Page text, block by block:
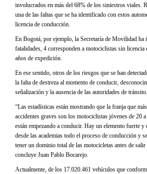
involucrados en más del 68% de los siniestros viales.
una de las faltas que se ha identificado con estos
licencia de conducción.
En Bogotá, por ejemplo, la Secretaría de Movilidad ha
fatalidades, 4 corresponden a motociclistas sin
años de expedición.
En ese sentido, otros de los riesgos que se han
la falta de destreza al momento de conducir,
señalización y la ausencia de las autoridades de tránsito.
“Las estadísticas están mostrando que la franja que
accidentes graves son los motociclistas jóvenes de 20
están empezando a conducir. Hay un elemento fuerte y
desde las academias todo el proceso de conducción y
tener un dominio total de las motocicletas antes de salir
concluye Juan Pablo Bocarejo.
Actualmente, de los 17.020.461 vehículos que